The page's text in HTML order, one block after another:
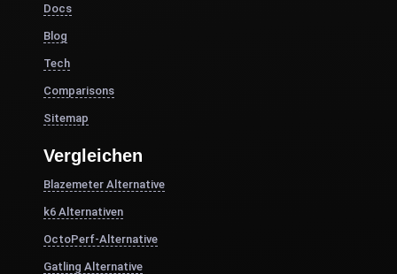
Docs
Blog
Tech
Comparisons
Sitemap
Vergleichen
Blazemeter Alternative
k6 Alternativen
OctoPerf-Alternative
Gatling Alternative